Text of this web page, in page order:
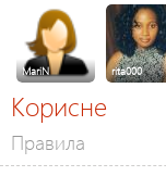
MariN rita000
Корисне
Правила